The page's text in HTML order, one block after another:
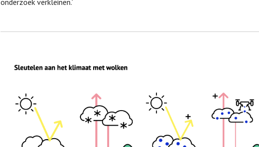
onderzoek verkleinen.’